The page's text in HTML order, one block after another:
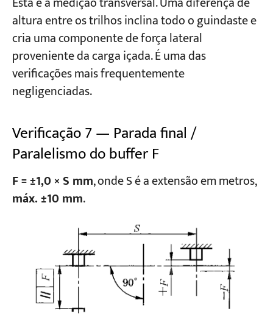
altura entre os trilhos inclina todo o guindaste e
cria uma componente de força lateral
proveniente da carga içada. É uma das
verificações mais frequentemente
negligenciadas.
Verificação 7 — Parada final /
Paralelismo do buffer F
F = ±1,0 × S mm, onde S é a extensão em metros,
máx. ±10 mm.